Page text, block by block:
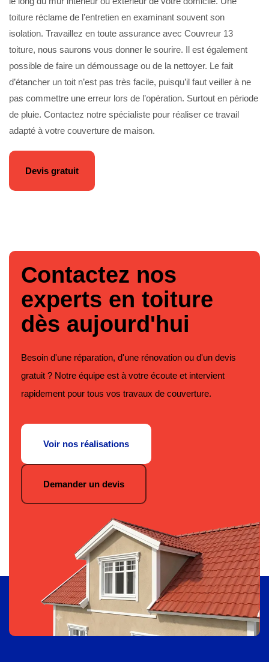
toiture réclame de l’entretien en examinant souvent son
isolation. Travaillez en toute assurance avec Couvreur 13
toiture, nous saurons vous donner le sourire. Il est également
possible de faire un démoussage ou de la nettoyer. Le fait
d’étancher un toit n’est pas très facile, puisqu’il faut veiller à ne
pas commettre une erreur lors de l’opération. Surtout en période
de pluie. Contactez notre spécialiste pour réaliser ce travail
adapté à votre couverture de maison.
Devis gratuit
Contactez nos
experts en toiture
dès aujourd'hui
Besoin d'une réparation, d'une rénovation ou d'un devis
gratuit ? Notre équipe est à votre écoute et intervient
rapidement pour tous vos travaux de couverture.
Voir nos réalisations
Demander un devis